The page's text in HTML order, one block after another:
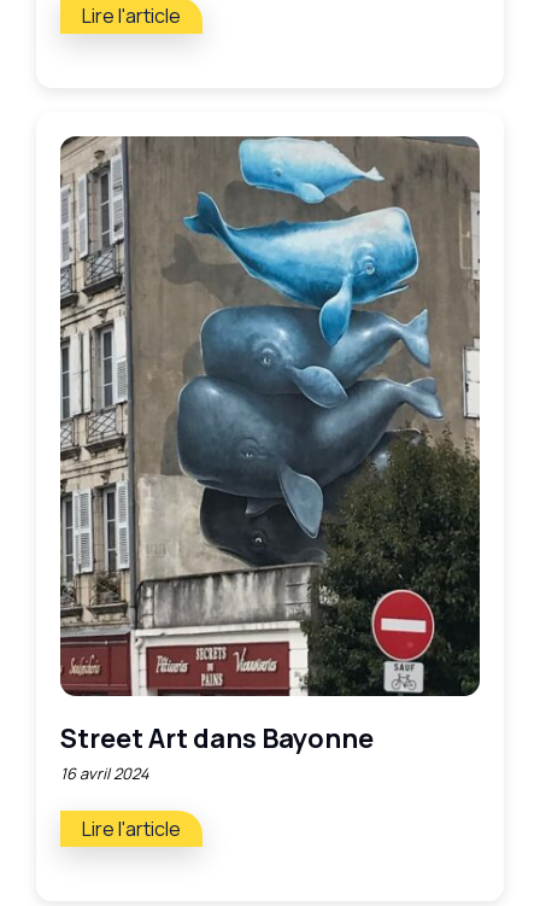
Lire l'article
Street Art dans Bayonne
16 avril 2024
Lire l'article